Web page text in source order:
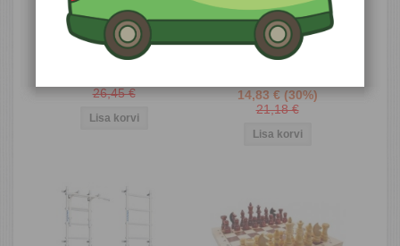
Võimlemisrõngad puidust
26,45 €
Võimlemisrõngad, plastic
14,83 € (30%)
21,18 €